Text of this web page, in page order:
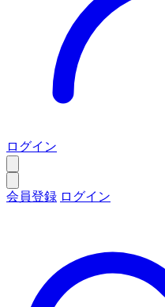
ログイン
会員登録 ログイン